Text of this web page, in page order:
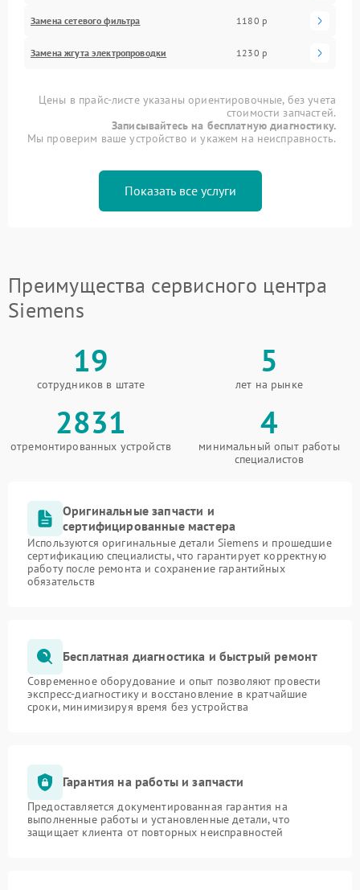
Замена сетевого фильтра 1180 р
Замена жгута электропроводки 1230 р
Цены в прайс-листе указаны ориентировочные, без учета
стоимости запчастей.
Записывайтесь на бесплатную диагностику.
Мы проверим ваше устройство и укажем на неисправность.
Показать все услуги
Преимущества сервисного центра
Siemens
19
сотрудников в штате
5
лет на рынке
2831
отремонтированных устройств
4
минимальный опыт работы
специалистов
Оригинальные запчасти и
сертифицированные мастера
Используются оригинальные детали Siemens и прошедшие
сертификацию специалисты, что гарантирует корректную
работу после ремонта и сохранение гарантийных
обязательств
Бесплатная диагностика и быстрый ремонт
Современное оборудование и опыт позволяют провести
экспресс-диагностику и восстановление в кратчайшие
сроки, минимизируя время без устройства
Гарантия на работы и запчасти
Предоставляется документированная гарантия на
выполненные работы и установленные детали, что
защищает клиента от повторных неисправностей